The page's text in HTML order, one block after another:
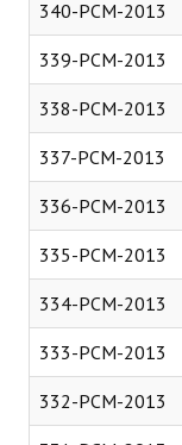
Constitución
Carta Orgánica
Reglamento Interno
Digesto
Organigrama
DOCUMENTOS
Informes de
Proyectos
340-PCM-2013
339-PCM-2013
338-PCM-2013
337-PCM-2013
336-PCM-2013
335-PCM-2013
334-PCM-2013
333-PCM-2013
332-PCM-2013